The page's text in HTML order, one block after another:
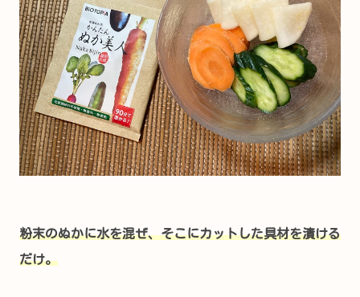
粉末のぬかに水を混ぜ、そこにカットした具材を漬ける
だけ。